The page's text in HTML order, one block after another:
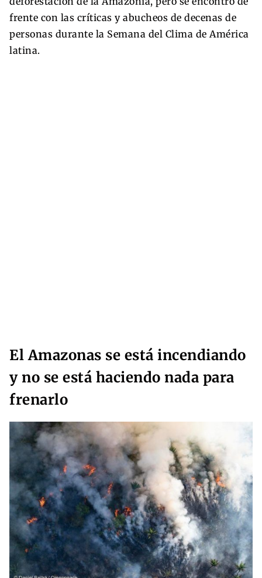
frente con las críticas y abucheos de decenas de
personas durante la Semana del Clima de América
latina.
El Amazonas se está incendiando
y no se está haciendo nada para
frenarlo